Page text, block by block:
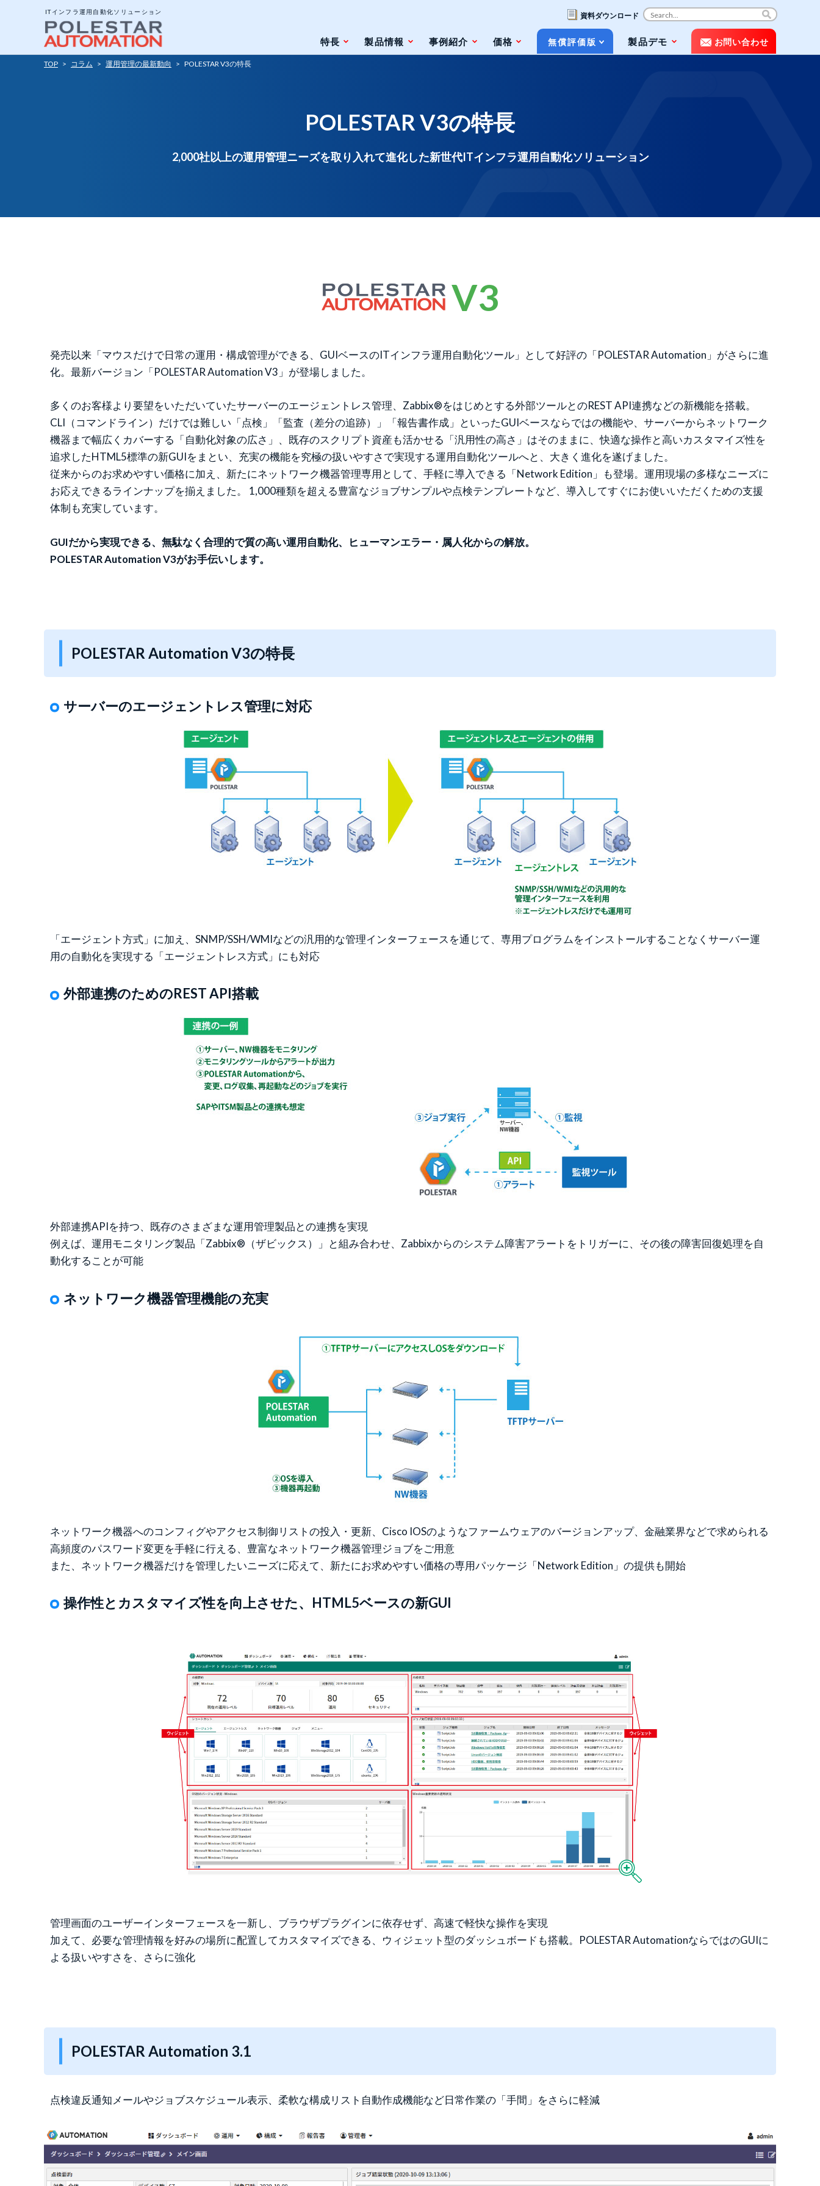
ITインフラ運用自動化ソリューション 資料ダウンロード
コ
特長 製品情報
エージェントとエージェントレス
ジョブについて
ツールとの連携（Zabbix）
ツールとの連携（監視やインシデント管
理ツール）
メディア掲載
事例紹介 価格 無償評価版 製品デモ お問い合わせ
TOP > コラム > 運用管理の最新動向 > POLESTAR V3の特長
POLESTAR V3の特長
2,000社以上の運用管理ニーズを取り入れて進化した新世代ITインフラ運用自動化ソリューション
V3
発売以来「マウスだけで日常の運用・構成管理ができる、GUIベースのITインフラ運用自動化ツール」として好評の「POLESTAR Automation」がさらに進
化。最新バージョン「POLESTAR Automation V3」が登場しました。
多くのお客様より要望をいただいていたサーバーのエージェントレス管理、Zabbix®をはじめとする外部ツールとのREST API連携などの新機能を搭載。
CLI（コマンドライン）だけでは難しい「点検」「監査（差分の追跡）」「報告書作成」といったGUIベースならではの機能や、サーバーからネットワーク
機器まで幅広くカバーする「自動化対象の広さ」、既存のスクリプト資産も活かせる「汎用性の高さ」はそのままに、快適な操作と高いカスタマイズ性を
追求したHTML5標準の新GUIをまとい、充実の機能を究極の扱いやすさで実現する運用自動化ツールへと、大きく進化を遂げました。
従来からのお求めやすい価格に加え、新たにネットワーク機器管理専用として、手軽に導入できる「Network Edition」も登場。運用現場の多様なニーズに
お応えできるラインナップを揃えました。 1,000種類を超える豊富なジョブサンプルや点検テンプレートなど、導入してすぐにお使いいただくための支援
体制も充実しています。
GUIだから実現できる、無駄なく合理的で質の高い運用自動化、ヒューマンエラー・属人化からの解放。
POLESTAR Automation V3がお手伝いします。
POLESTAR Automation V3の特長
サーバーのエージェントレス管理に対応
「エージェント方式」に加え、SNMP/SSH/WMIなどの汎用的な管理インターフェースを通じて、専用プログラムをインストールすることなくサーバー運
用の自動化を実現する「エージェントレス方式」にも対応
外部連携のためのREST API搭載
外部連携APIを持つ、既存のさまざまな運用管理製品との連携を実現
例えば、運用モニタリング製品「Zabbix®（ザビックス）」と組み合わせ、Zabbixからのシステム障害アラートをトリガーに、その後の障害回復処理を自
動化することが可能
ネットワーク機器管理機能の充実
ネットワーク機器へのコンフィグやアクセス制御リストの投入・更新、Cisco IOSのようなファームウェアのバージョンアップ、金融業界などで求められる
高頻度のパスワード変更を手軽に行える、豊富なネットワーク機器管理ジョブをご用意
また、ネットワーク機器だけを管理したいニーズに応えて、新たにお求めやすい価格の専用パッケージ「Network Edition」の提供も開始
操作性とカスタマイズ性を向上させた、HTML5ベースの新GUI
管理画面のユーザーインターフェースを一新し、ブラウザプラグインに依存せず、高速で軽快な操作を実現
加えて、必要な管理情報を好みの場所に配置してカスタマイズできる、ウィジェット型のダッシュボードも搭載。POLESTAR AutomationならではのGUIに
よる扱いやすさを、さらに強化
POLESTAR Automation 3.1
点検違反通知メールやジョブスケジュール表示、柔軟な構成リスト自動作成機能など日常作業の「手間」をさらに軽減